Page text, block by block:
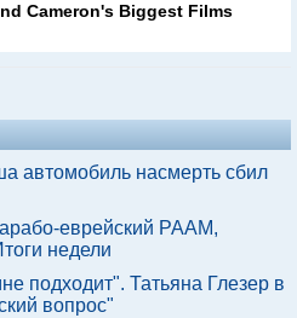
Cameron's Biggest Films
автомобиль насмерть сбил
еврейский РААМ,
недели
подходит". Татьяна Глезер в
вопрос"